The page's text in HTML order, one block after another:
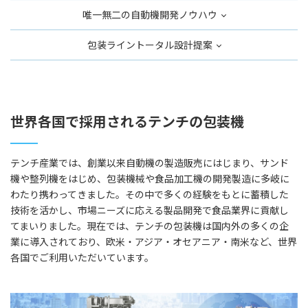
唯一無二の自動機開発ノウハウ
包装ライントータル設計提案
世界各国で採用されるテンチの包装機
テンチ産業では、創業以来自動機の製造販売にはじまり、サンド
機や整列機をはじめ、包装機械や食品加工機の開発製造に多岐に
わたり携わってきました。その中で多くの経験をもとに蓄積した
技術を活かし、市場ニーズに応える製品開発で食品業界に貢献し
てまいりました。現在では、テンチの包装機は国内外の多くの企
業に導入されており、欧米・アジア・オセアニア・南米など、世界
各国でご利用いただいています。